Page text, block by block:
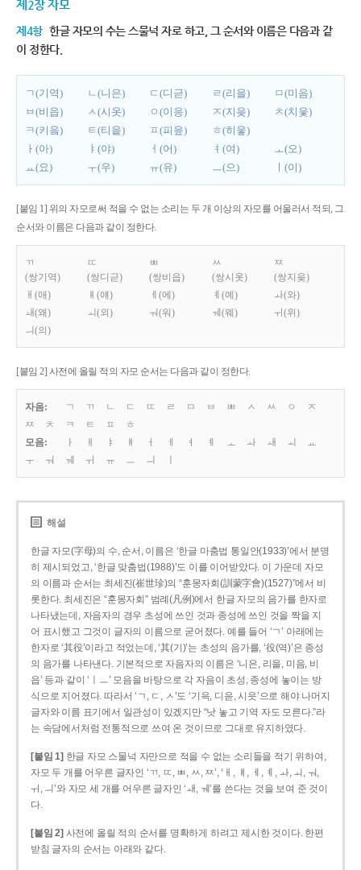
제2장 자모
제4항 한글 자모의 수는 스물넉 자로 하고, 그 순서와 이름은 다음과 같
이 정한다.
ㄱ(기역) ㄴ(니은) ㄷ(디귿) ㄹ(리을)
ㅁ(미음)
ㅂ(비읍)
ㅅ(시옷) ㅇ(이응) ㅈ(지읒)
ㅊ(치읓)
ㅋ(키읔)
ㅌ(티읕) ㅍ(피읖)
ㅎ(히읗)
ㅏ(아)
ㅑ(야) ㅓ(어) ㅕ(여)
ㅗ(오)
ㅛ(요)
ㅜ(우) ㅠ(유) ㅡ(으) ㅣ(이)
[붙임 1] 위의 자모로써 적을 수 없는 소리는 두 개 이상의 자모를 어울러서 적되, 그
순서와 이름은 다음과 같이 정한다.
ㄲ
(쌍기역)
ㄸ
(쌍디귿)
ㅃ
(쌍비읍)
ㅆ
(쌍시옷)
ㅉ
(쌍지읒)
ㅐ(애)
ㅒ(얘) ㅔ(에) ㅖ(예)
ㅘ(와)
ㅙ(왜)
ㅚ(외) ㅝ(워) ㅞ(웨)
ㅟ(위)
ㅢ(의)
[붙임 2] 사전에 올릴 적의 자모 순서는 다음과 같이 정한다.
자음: ㄱ ㄲ ㄴ ㄷ ㄸ ㄹ ㅁ ㅂ ㅃ ㅅ ㅆ ㅇ
ㅈ
ㅉ
ㅊ ㅋ ㅌ ㅍ
ㅎ
모음:
ㅏ ㅐ ㅑ ㅒ ㅓ ㅔ ㅕ ㅖ ㅗ ㅘ ㅙ ㅚ
ㅛ
ㅜ
ㅝ ㅞ ㅟ ㅠ ㅡ ㅢ
해설
한글 자모(字母)의 수, 순서, 이름은 ‘한글 마춤법 통일안(1933)’에서 분명
히 제시되었고, ‘한글 맞춤법(1988)’도 이를 이어받았다. 이 가운데 자모
의 이름과 순서는 최세진(崔世珍)의 “훈몽자회(訓蒙字會)(1527)”에서 비
롯한다. 최세진은 “훈몽자회” 범례(凡例)에서 한글 자모의 음가를 한자로
나타냈는데, 자음자의 경우 초성에 쓰인 것과 종성에 쓰인 것을 짝을 지
어 표시했고 그것이 글자의 이름으로 굳어졌다. 예를 들어 ‘ㄱ’ 아래에는
한자로 ‘其役’이라고 적었는데, ‘其(기)’는 초성의 음가를, ‘役(역)’은 종성
의 음가를 나타낸다. 기본적으로 자음자의 이름은 ‘니은, 리을, 미음, 비
읍’ 등과 같이 ‘ㅣㅡ’ 모음을 바탕으로 각 자음이 초성, 종성에 놓이는 방
식으로 지어졌다. 따라서 ‘ㄱ, ㄷ, ㅅ’도 ‘기윽, 디읃, 시읏’으로 해야 나머지
글자와 이름 표기에서 일관성이 있겠지만 “낫 놓고 기역 자도 모른다.”라
는 속담에서처럼 전통적으로 쓰여 온 것이므로 그대로 유지하였다.
[붙임 1] 한글 자모 스물넉 자만으로 적을 수 없는 소리들을 적기 위하여,
자모 두 개를 어우른 글자인 ‘ㄲ, ㄸ, ㅃ, ㅆ, ㅉ’, ‘ㅐ, ㅒ, ㅔ, ㅖ, ㅘ, ㅚ, ㅝ,
ㅟ, ㅢ’와 자모 세 개를 어우른 글자인 ‘ㅙ, ㅞ’를 쓴다는 것을 보여 준 것이
다.
[붙임 2] 사전에 올릴 적의 순서를 명확하게 하려고 제시한 것이다. 한편
받침 글자의 순서는 아래와 같다.